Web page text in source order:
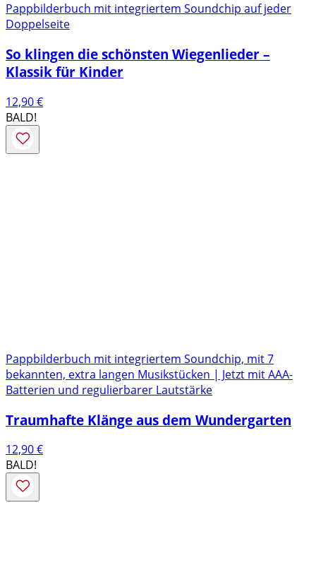
Pappbilderbuch mit integriertem Soundchip auf jeder
Doppelseite
So klingen die schönsten Wiegenlieder –
Klassik für Kinder
12,90€
BALD!
Pappbilderbuch mit integriertem Soundchip, mit 7
bekannten, extra langen Musikstücken | Jetzt mit AAA-
Batterien und regulierbarer Lautstärke
Traumhafte Klänge aus dem Wundergarten
12,90€
BALD!